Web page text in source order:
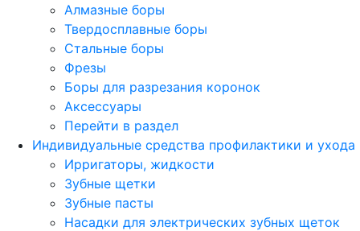
Алмазные боры
Твердосплавные боры
Стальные боры
Фрезы
Боры для разрезания коронок
Аксессуары
Перейти в раздел
Индивидуальные средства профилактики и ухода
Ирригаторы, жидкости
Зубные щетки
Зубные пасты
Насадки для электрических зубных щеток